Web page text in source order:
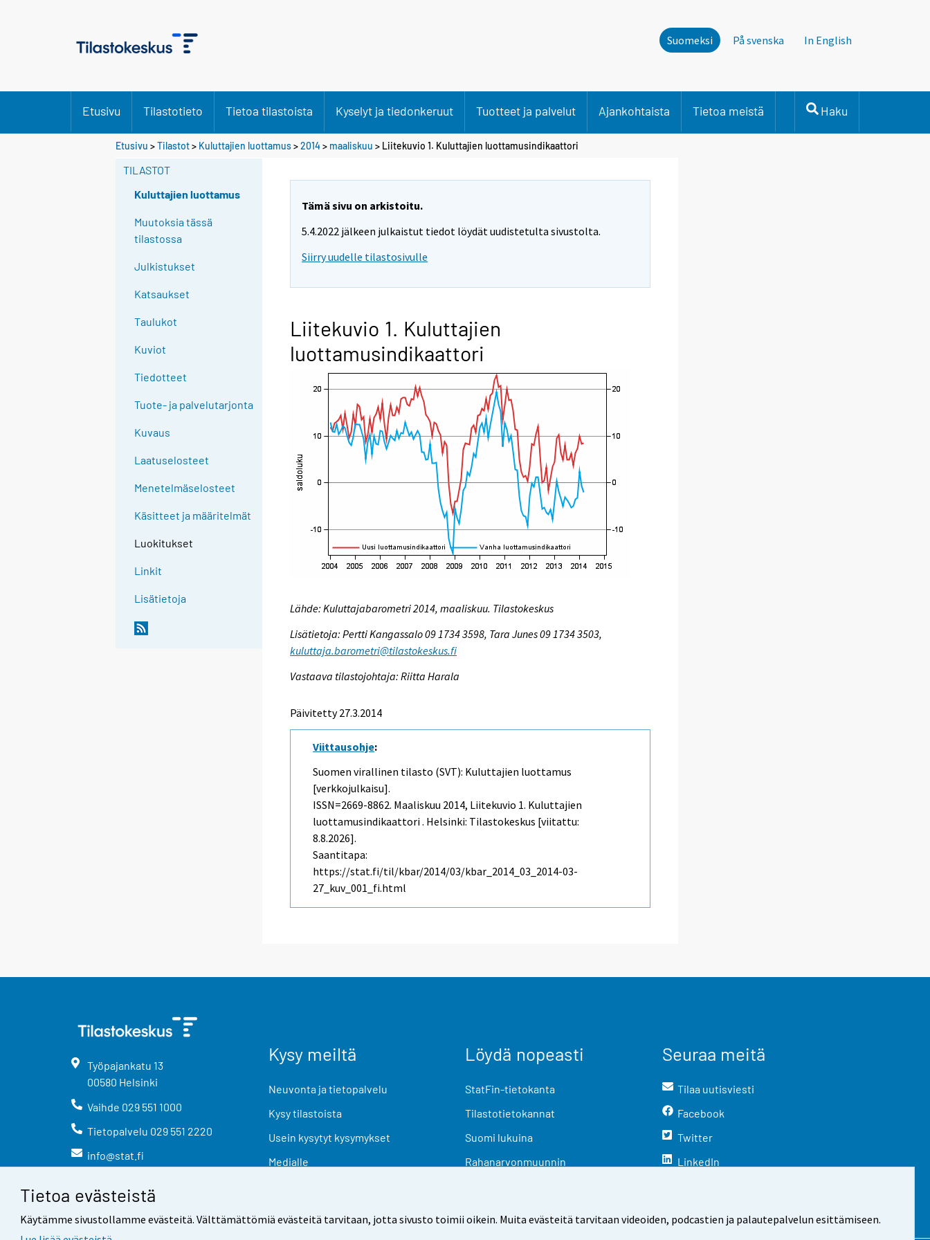
Tietoa evästeistä
Käytämme sivustollamme evästeitä. Välttämättömiä evästeitä tarvitaan, jotta sivusto toimii oikein. Muita evästeitä tarvitaan videoiden, podcastien ja palautepalvelun esittämiseen.
Suomeksi På svenska In English
Etusivu Tilastotieto Tietoa tilastoista Kyselyt ja tiedonkeruut Tuotteet ja palvelut Ajankohtaista Tietoa meistä Haku
Etusivu >Tilastot> Kuluttajien luottamus>2014> maaliskuu > Liitekuvio 1. Kuluttajien luottamusindikaattori
TILASTOT
Kuluttajien luottamus
Muutoksia tässä
tilastossa
Julkistukset
Katsaukset
Taulukot
Kuviot
Tiedotteet
Tuote- ja palvelutarjonta
Kuvaus
Laatuselosteet
Menetelmäselosteet
Käsitteet ja määritelmät
Luokitukset
Linkit
Lisätietoja
Tämä sivu on arkistoitu.
5.4.2022 jälkeen julkaistut tiedot löydät uudistetulta sivustolta.
Siirry uudelle tilastosivulle
Liitekuvio 1. Kuluttajien
luottamusindikaattori
Lähde: Kuluttajabarometri 2014, maaliskuu. Tilastokeskus
Lisätietoja: Pertti Kangassalo 09 1734 3598, Tara Junes 09 1734 3503,
kuluttaja.barometri@tilastokeskus.fi
Vastaava tilastojohtaja: Riitta Harala
Päivitetty 27.3.2014
Viittausohje:
Suomen virallinen tilasto (SVT): Kuluttajien luottamus
[verkkojulkaisu].
ISSN=2669-8862. Maaliskuu 2014, Liitekuvio 1. Kuluttajien
luottamusindikaattori . Helsinki: Tilastokeskus [viitattu:
8.8.2026].
Saantitapa:
https://stat.fi/til/kbar/2014/03/kbar_2014_03_2014-03-
27_kuv_001_fi.html
Työpajankatu 13
00580 Helsinki
Vaihde 029 551 1000
Tietopalvelu 029 551 2220
info@stat.fi
Kysy meiltä
Neuvonta ja tietopalvelu
Kysy tilastoista
Usein kysytyt kysymykset
Medialle
Löydä nopeasti
StatFin-tietokanta
Tilastotietokannat
Suomi lukuina
Rahanarvonmuunnin
Seuraa meitä
Tilaa uutisviesti
Facebook
Twitter
LinkedIn